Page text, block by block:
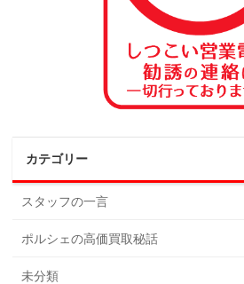
カテゴリー
スタッフの一言
ポルシェの高価買取秘話
未分類